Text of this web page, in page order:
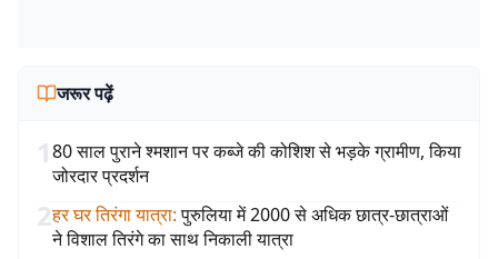
जरूर पढ़ें
180 साल पुराने श्मशान पर कब्जे की कोशिश से भड़के ग्रामीण, किया
जोरदार प्रदर्शन
2हर घर तिरंगा यात्रा: पुरुलिया में 2000 से अधिक छात्र-छात्राओं
ने विशाल तिरंगे का साथ निकाली यात्रा